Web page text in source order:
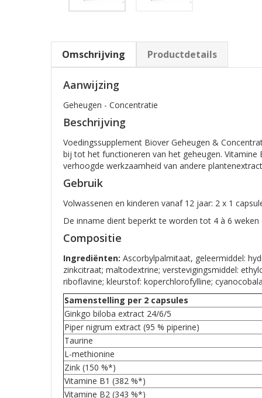
Omschrijving Productdetails
Aanwijzing
Geheugen - Concentratie
Beschrijving
Voedingssupplement Biover Geheugen &
bij tot het functioneren van het geheugen.
verhoogde werkzaamheid van andere
Gebruik
Volwassenen en kinderen vanaf 12 jaar: 2 x 1
De inname dient beperkt te worden tot 4 à 6
Compositie
Ingrediënten: Ascorbylpalmitaat, geleermiddel:
zinkcitraat; maltodextrine; verstevigingsmiddel:
riboflavine; kleurstof: koperchlorofylline;
Samenstelling per 2 capsules
Ginkgo biloba extract 24/6/5
Piper nigrum extract (95 % piperine)
Taurine
L-methionine
Zink (150 %*)
Vitamine B1 (382 %*)
Vitamine B2 (343 %*)